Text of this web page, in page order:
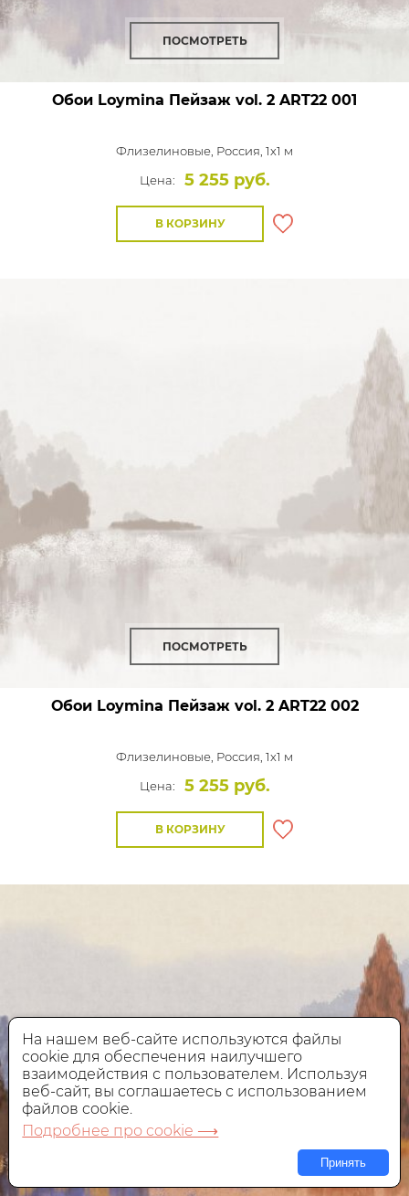
ПОСМОТРЕТЬ
Обои Loymina Пейзаж vol. 2 ART22 001
Флизелиновые, Россия, 1x1 м
Цена:
5 255 руб.
В КОРЗИНУ
ПОСМОТРЕТЬ
Обои Loymina Пейзаж vol. 2ART22 002
Флизелиновые, Россия, 1x1 м
Цена:
5 255 руб.
В КОРЗИНУ
На нашем веб-сайте используются файлы
cookie для обеспечения наилучшего
взаимодействия с пользователем. Используя
веб-сайт, вы соглашаетесь с использованием
файлов cookie.
Подробнее про cookie ⟶
Принять